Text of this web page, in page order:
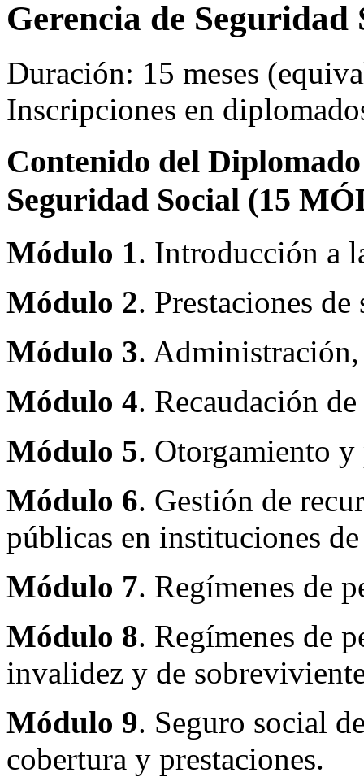
Gerencia de Seguridad
Duración: 15 meses
Inscripciones en
Contenido del
Seguridad Social (15
Módulo 1. Introducción a
Módulo 2. Prestaciones
Módulo 3.
Módulo 4. Recaudación
Módulo 5. Otorgamiento y
Módulo 6. Gestión de
públicas en instituciones
Módulo 7. Regímenes de
Módulo 8. Regímenes de
invalidez y de
Módulo 9. Seguro social
cobertura y prestaciones.